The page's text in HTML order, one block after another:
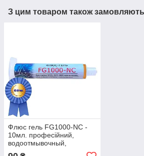
З цим товаром також замовляють
Флюс гель FG1000-NC -
10мл. професійний,
водоотмывочный,
водосмываемый